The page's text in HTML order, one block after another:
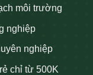
môi trường
nghiệp
nghiệp
chỉ từ 500K